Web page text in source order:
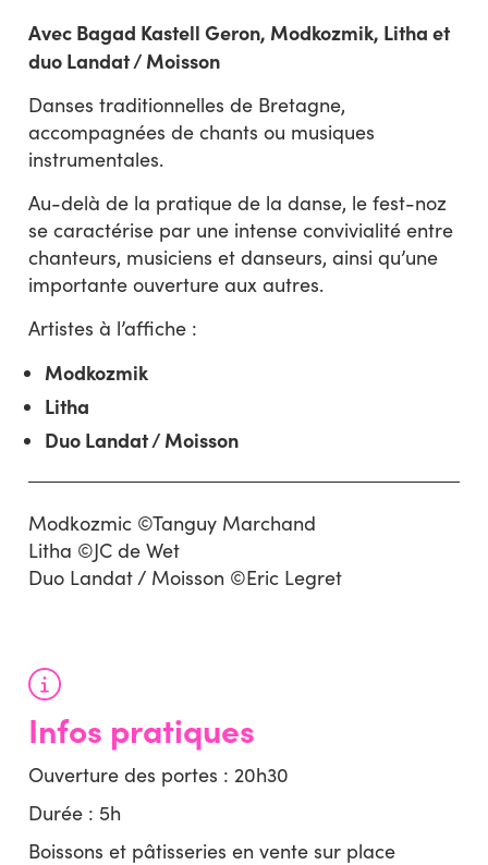
Avec Bagad Kastell Geron, Modkozmik, Litha et
duo Landat / Moisson
Danses traditionnelles de Bretagne,
accompagnées de chants ou musiques
instrumentales.
Au-delà de la pratique de la danse, le fest-noz
se caractérise par une intense convivialité entre
chanteurs, musiciens et danseurs, ainsi qu’une
importante ouverture aux autres.
Artistes à l’affiche :
Modkozmik
Litha
Duo Landat / Moisson
Modkozmic ©Tanguy Marchand
Litha ©JC de Wet
Duo Landat / Moisson ©Eric Legret
Infos pratiques
Ouverture des portes : 20h30
Durée : 5h
Boissons et pâtisseries en vente sur place